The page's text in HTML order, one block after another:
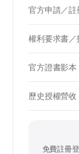
官方申請／註
權利要求書
官方證書影本
歷史授權營收
免費註冊